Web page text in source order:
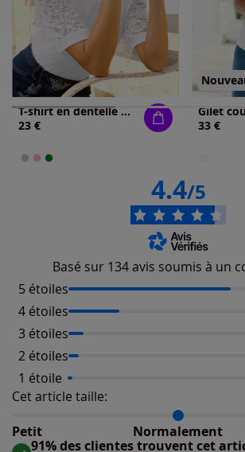
T-shirt en dentelle manches bouffantes discrètes
23 €
33 €
4.4/5
Basé sur 134 avis soumis à un
5 étoiles
4 étoiles
3 étoiles
2 étoiles
1 étoile
Cet article taille:
Petit
Normalement
Répartition du taillant selon les avis
Taille normalement : 87%
Taille grand : 7%
91% des clientes trouvent cet